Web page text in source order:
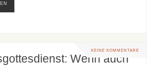
KEINE KOMMENTARE
Wenn auch